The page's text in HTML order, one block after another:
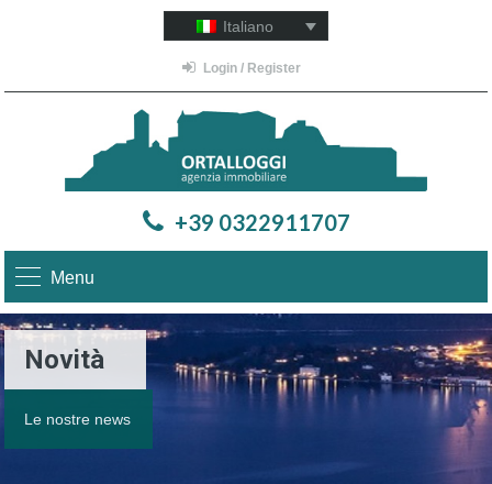
Italiano
Login / Register
+39 0322911707
Menu
Novità
Le nostre news